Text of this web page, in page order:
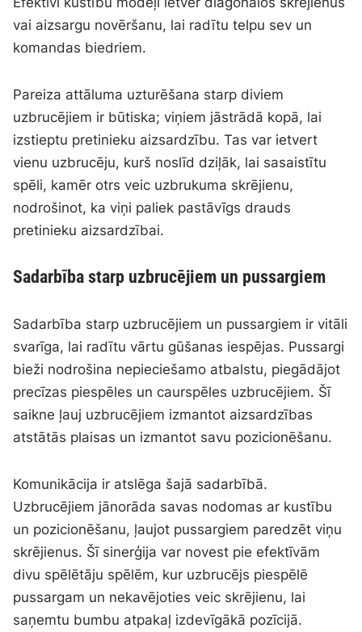
vai aizsargu novēršanu, lai radītu telpu sev un
komandas biedriem.
Pareiza attāluma uzturēšana starp diviem
uzbrucējiem ir būtiska; viņiem jāstrādā kopā, lai
izstieptu pretinieku aizsardzību. Tas var ietvert
vienu uzbrucēju, kurš noslīd dziļāk, lai sasaistītu
spēli, kamēr otrs veic uzbrukuma skrējienu,
nodrošinot, ka viņi paliek pastāvīgs drauds
pretinieku aizsardzībai.
Sadarbība starp uzbrucējiem un pussargiem
Sadarbība starp uzbrucējiem un pussargiem ir vitāli
svarīga, lai radītu vārtu gūšanas iespējas. Pussargi
bieži nodrošina nepieciešamo atbalstu, piegādājot
precīzas piespēles un caurspēles uzbrucējiem. Šī
saikne ļauj uzbrucējiem izmantot aizsardzības
atstātās plaisas un izmantot savu pozicionēšanu.
Komunikācija ir atslēga šajā sadarbībā.
Uzbrucējiem jānorāda savas nodomas ar kustību
un pozicionēšanu, ļaujot pussargiem paredzēt viņu
skrējienus. Šī sinerģija var novest pie efektīvām
divu spēlētāju spēlēm, kur uzbrucējs piespēlē
pussargam un nekavējoties veic skrējienu, lai
saņemtu bumbu atpakaļ izdevīgākā pozīcijā.